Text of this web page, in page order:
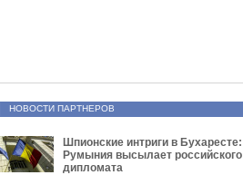
НОВОСТИ ПАРТНЕРОВ
Шпионские интриги в Бухаресте:
Румыния высылает российского
дипломата